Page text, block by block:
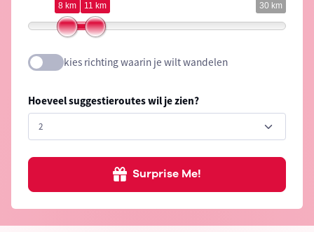
30 km
8 km 11 km
kies richting waarin je wilt wandelen
Hoeveel suggestieroutes wil je zien?
Surprise Me!